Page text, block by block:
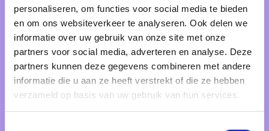
personaliseren, om functies voor social media te bieden
en om ons websiteverkeer te analyseren. Ook delen we
informatie over uw gebruik van onze site met onze
partners voor social media, adverteren en analyse. Deze
partners kunnen deze gegevens combineren met andere
informatie die u aan ze heeft verstrekt of die ze hebben
verzameld op basis van uw gebruik van hun services.
Toby van Vuuren
Ik ben Toby, oprichter van PurpleBird en
specialist in SEO en ChatGPT-strategieën.
Plan een kennismaking